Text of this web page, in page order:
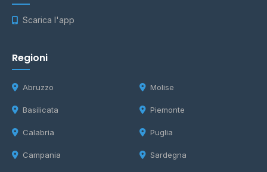
Scarica l'app
Regioni
Abruzzo
Basilicata
Calabria
Campania
Molise
Piemonte
Puglia
Sardegna